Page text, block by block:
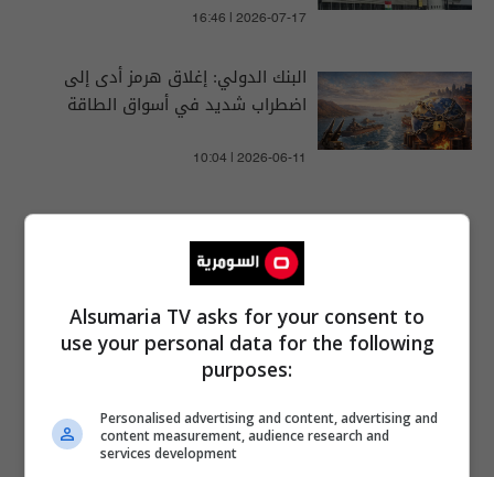
16:46 | 2026-07-17
البنك الدولي: إغلاق هرمز أدى إلى
اضطراب شديد في أسواق الطاقة
10:04 | 2026-06-11
Alsumaria TV asks for your consent to
use your personal data for the following
purposes:
Personalised advertising and content, advertising and
content measurement, audience research and
services development